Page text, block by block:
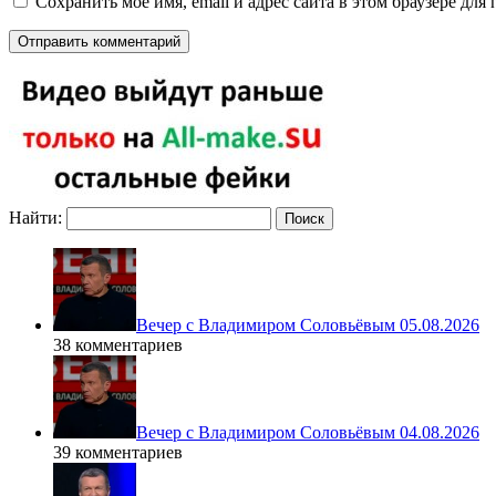
Найти:
Вечер с Владимиром Соловьёвым 05.08.2026
38 комментариев
Вечер с Владимиром Соловьёвым 04.08.2026
39 комментариев